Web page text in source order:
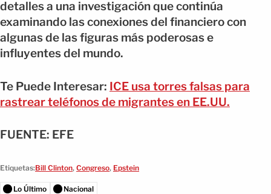
detalles a una investigación que continúa
examinando las conexiones del financiero con
algunas de las figuras más poderosas e
influyentes del mundo.
Te Puede Interesar: ICE usa torres falsas para
rastrear teléfonos de migrantes en EE.UU.
FUENTE: EFE
Etiquetas:Bill Clinton, Congreso, Epstein
Lo Último Nacional